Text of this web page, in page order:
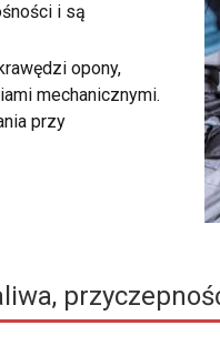
i są
opony,
mechanicznymi.
przy